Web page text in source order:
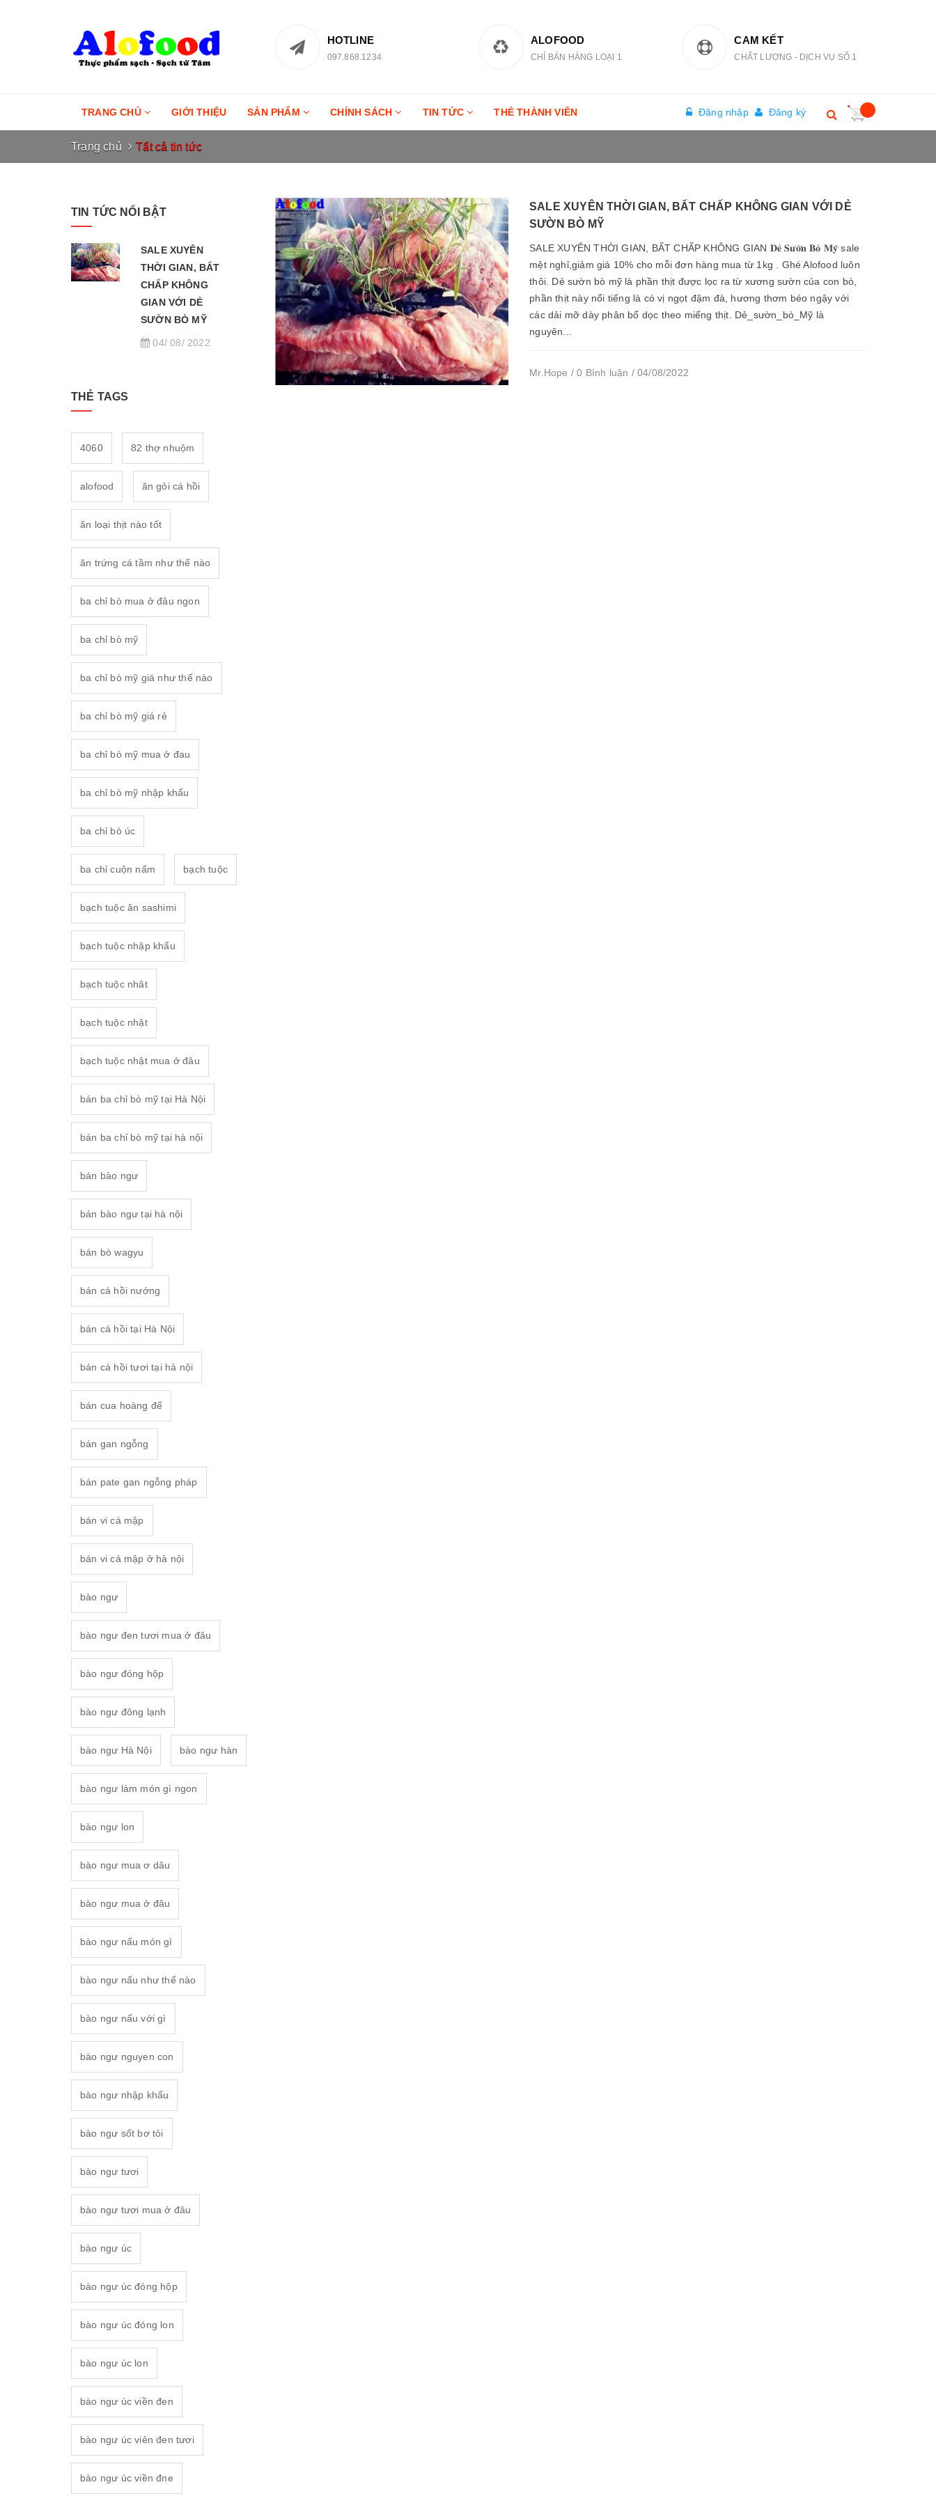
HOTLINE
097.868.1234
ALOFOOD
CHỈ BÁN HÀNG LOẠI 1
CAM KẾT
CHẤT LƯỢNG - DỊCH VỤ SỐ 1
TRANG CHỦ GIỚI THIỆU SẢN PHẨM CHÍNH SÁCH TIN TỨC THẺ THÀNH VIÊN Đăng nhập Đăng ký
Trang chủ Tất cả tin tức
SALE XUYÊN THỜI GIAN, BẤT CHẤP KHÔNG GIAN VỚI DẺ
SƯỜN BÒ MỸ
SALE XUYÊN THỜI GIAN, BẤT CHẤP KHÔNG GIAN 𝐃𝐞̉ 𝐒𝐮̛𝐨̛̀𝐧 𝐁𝐨̀ 𝐌𝐲̃ sale
mệt nghỉ,giảm giá 10% cho mỗi đơn hàng mua từ 1kg . Ghé Alofood luôn
thôi. Dẻ sườn bò mỹ là phần thịt được lọc ra từ xương sườn của con bò,
phần thịt này nổi tiếng là có vị ngọt đậm đà, hương thơm béo ngậy với
các dải mỡ dày phân bổ dọc theo miếng thịt. Dẻ_sườn_bò_Mỹ là
nguyên...
Mr.Hope / 0 Bình luận / 04/08/2022
TIN TỨC NỔI BẬT
SALE XUYÊN
THỜI GIAN, BẤT
CHẤP KHÔNG
GIAN VỚI DẺ
SƯỜN BÒ MỸ
04/ 08/ 2022
THẺ TAGS
4060 82 thợ nhuộm
alofood ăn gỏi cá hồi
ăn loại thịt nào tốt
ăn trứng cá tầm như thế nào
ba chỉ bò mua ở đâu ngon
ba chỉ bò mỹ
ba chỉ bò mỹ giá như thế nào
ba chỉ bò mỹ giá rẻ
ba chỉ bò mỹ mua ở đau
ba chỉ bò mỹ nhập khẩu
ba chỉ bò úc
ba chỉ cuộn nấm bạch tuộc
bạch tuộc ăn sashimi
bạch tuộc nhập khẩu
bạch tuộc nhât
bạch tuộc nhật
bạch tuộc nhật mua ở đâu
bán ba chỉ bò mỹ tại Hà Nội
bán ba chỉ bò mỹ tại hà nội
bán bào ngư
bán bào ngư tại hà nội
bán bò wagyu
bán cá hồi nướng
bán cá hồi tại Hà Nội
bán cá hồi tươi tại hà nội
bán cua hoàng đế
bán gan ngỗng
bán pate gan ngỗng pháp
bán vi cá mập
bán vi cá mập ở hà nội
bào ngư
bào ngư đen tươi mua ở đâu
bào ngư đóng hộp
bào ngư đông lạnh
bào ngư Hà Nội bào ngư hàn
bào ngư làm món gì ngon
bào ngư lon
bào ngư mua ơ dâu
bào ngư mua ở đâu
bào ngư nấu món gì
bào ngư nấu như thế nào
bào ngư nấu với gì
bào ngư nguyen con
bào ngư nhập khẩu
bào ngư sốt bơ tỏi
bào ngư tươi
bào ngư tươi mua ở đâu
bào ngư úc
bào ngư úc đóng hộp
bào ngư úc đóng lon
bào ngư úc lon
bào ngư úc viền đen
bào ngư úc viên đen tươi
bào ngư úc viền đne